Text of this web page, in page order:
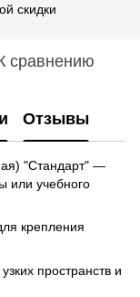
скидки
сравнению
Отзывы
"Стандарт" —
или учебного
крепления
пространств и